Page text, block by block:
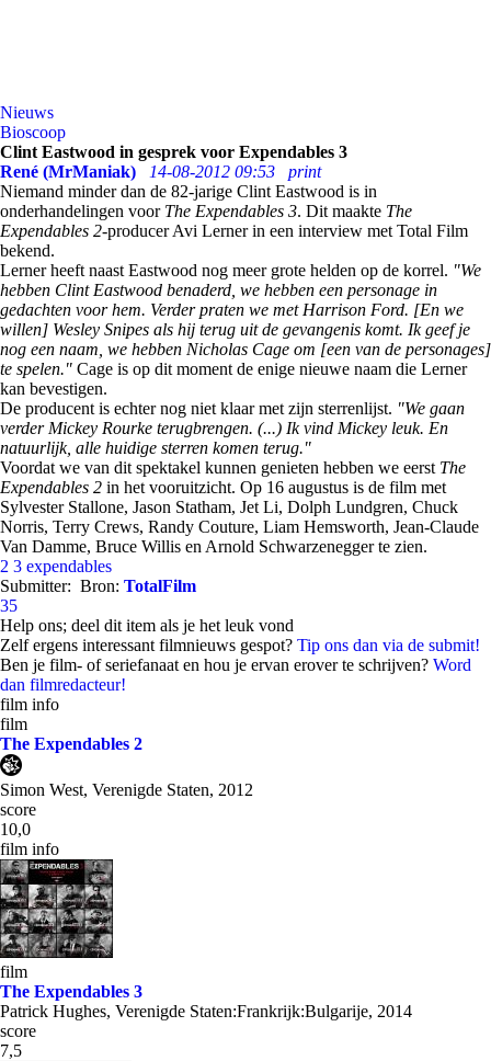
Nieuws
Bioscoop
Clint Eastwood in gesprek voor Expendables 3
René (MrManiak)
14-08-2012 09:53
print
Niemand minder dan de 82-jarige Clint Eastwood is in
onderhandelingen voor The Expendables 3. Dit maakte The
Expendables 2-producer Avi Lerner in een interview met Total Film
bekend.
Lerner heeft naast Eastwood nog meer grote helden op de korrel. "We
hebben Clint Eastwood benaderd, we hebben een personage in
gedachten voor hem. Verder praten we met Harrison Ford. [En we
willen] Wesley Snipes als hij terug uit de gevangenis komt. Ik geef je
nog een naam, we hebben Nicholas Cage om [een van de personages]
te spelen." Cage is op dit moment de enige nieuwe naam die Lerner
kan bevestigen.
De producent is echter nog niet klaar met zijn sterrenlijst. "We gaan
verder Mickey Rourke terugbrengen. (...) Ik vind Mickey leuk. En
natuurlijk, alle huidige sterren komen terug."
Voordat we van dit spektakel kunnen genieten hebben we eerst The
Expendables 2 in het vooruitzicht. Op 16 augustus is de film met
Sylvester Stallone, Jason Statham, Jet Li, Dolph Lundgren, Chuck
Norris, Terry Crews, Randy Couture, Liam Hemsworth, Jean-Claude
Van Damme, Bruce Willis en Arnold Schwarzenegger te zien.
2 3 expendables
Submitter: Bron: TotalFilm
35
Help ons; deel dit item als je het leuk vond
Zelf ergens interessant filmnieuws gespot? Tip ons dan via de submit!
Ben je film- of seriefanaat en hou je ervan erover te schrijven? Word
dan filmredacteur!
film info
film
The Expendables 2
Simon West, Verenigde Staten, 2012
score
10,0
film info
film
The Expendables 3
Patrick Hughes, Verenigde Staten:Frankrijk:Bulgarije, 2014
score
7,5